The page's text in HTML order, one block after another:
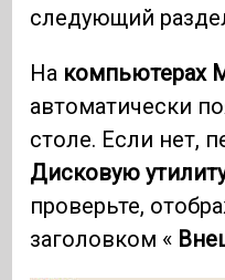
следующий
На компьютерах
автоматически
столе. Если нет,
Дисковую
проверьте,
заголовком «